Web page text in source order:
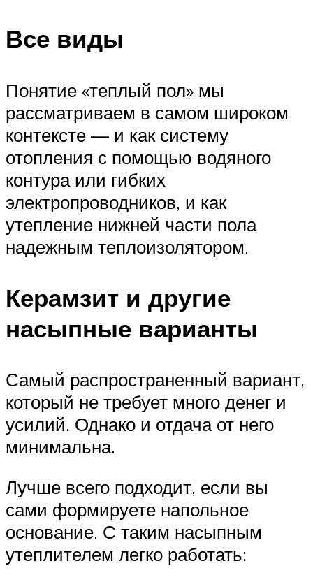
Все виды
Понятие «теплый пол» мы
рассматриваем в самом широком
контексте — и как систему
отопления с помощью водяного
контура или гибких
электропроводников, и как
утепление нижней части пола
надежным теплоизолятором.
Керамзит и другие
насыпные варианты
Самый распространенный вариант,
который не требует много денег и
усилий. Однако и отдача от него
минимальна.
Лучше всего подходит, если вы
сами формируете напольное
основание. С таким насыпным
утеплителем легко работать: